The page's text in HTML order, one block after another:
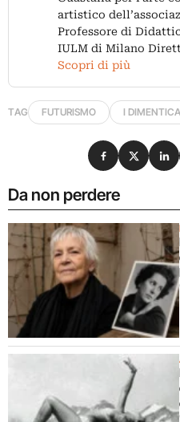
artistico
Professore di
IULM di Milano
Scopri di più
TAG FUTURISMO I
Da non perdere
Condividi su
Condividi